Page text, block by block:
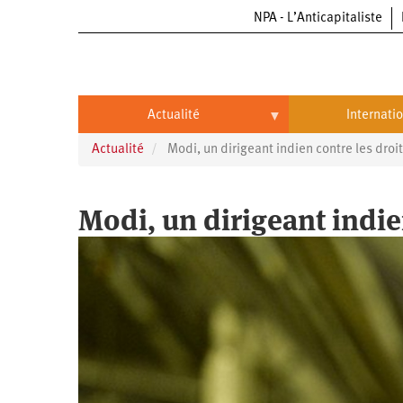
NPA - L’Anticapitaliste
Actualité
Actualité
Entreprises
International
Chine
Afrique
Actualité Modi, un dirigeant indien contre les
Modi, un dirigeant